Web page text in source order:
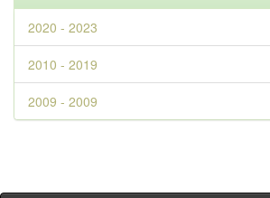
2020 - 2023
2010 - 2019
2009 - 2009